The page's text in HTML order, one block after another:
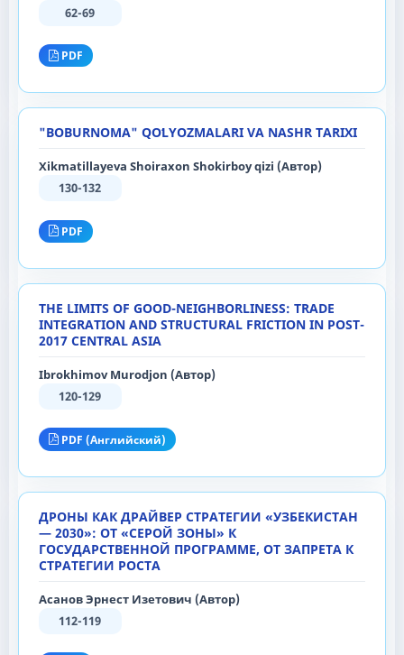
62-69
PDF
"BOBURNOMA" QOʻLYOZMALARI VA NASHR TARIXI
Xikmatillayeva Shoiraxon Shokirboy qizi (Автор)
130-132
PDF
THE LIMITS OF GOOD-NEIGHBORLINESS: TRADE
INTEGRATION AND STRUCTURAL FRICTION IN POST-
2017 CENTRAL ASIA
Ibrokhimov Murodjon (Автор)
120-129
PDF (Английский)
ДРОНЫ КАК ДРАЙВЕР СТРАТЕГИИ «УЗБЕКИСТАН
— 2030»: OТ «СЕРОЙ ЗОНЫ» К
ГОСУДАРСТВЕННОЙ ПРОГРАММЕ, ОТ ЗАПРЕТА К
СТРАТЕГИИ РОСТА
Асанов Эрнест Изетович (Автор)
112-119